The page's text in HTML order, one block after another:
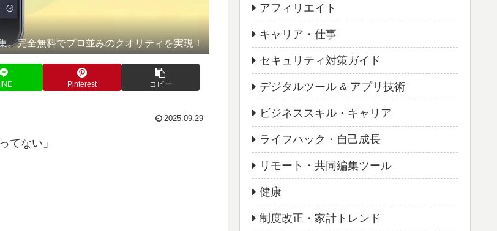
。完全無料でプロ並みのクオリティを実現！
Pinterest コピー
2025.09.29
てない」
アフィリエイト
キャリア・仕事
セキュリティ対策ガイド
デジタルツール & アプリ技術
ビジネススキル・キャリア
ライフハック・自己成長
リモート・共同編集ツール
健康
制度改正・家計トレンド